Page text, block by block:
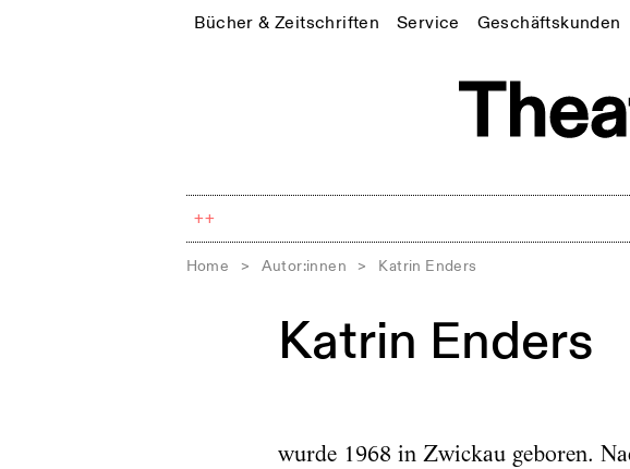
Bücher & Zeitschriften Service Geschäftskunden
++
Home > Autor:innen > Katrin Enders
Katrin Enders
wurde 1968 in Zwickau geboren.